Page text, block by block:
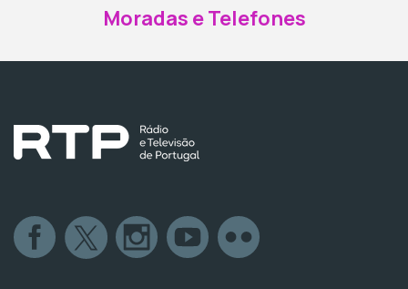
Moradas e Telefones